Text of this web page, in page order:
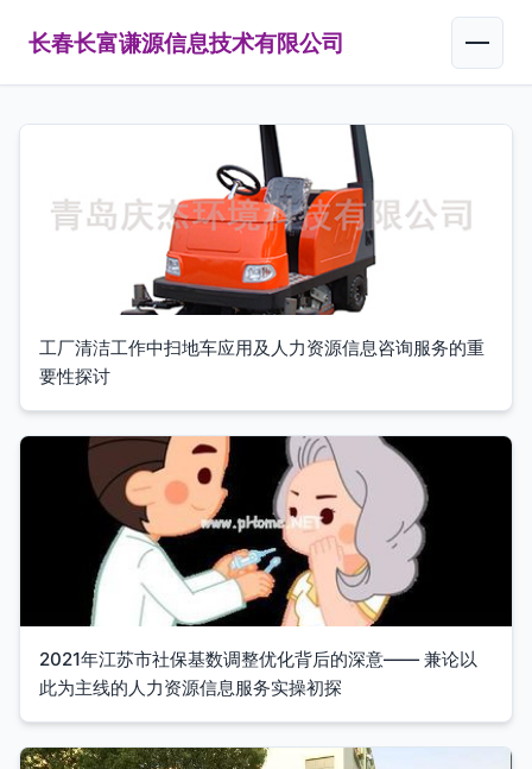
长春长富谦源信息技术有限公司
工厂清洁工作中扫地车应用及人力资源信息咨询服务的重
要性探讨
2021年江苏市社保基数调整优化背后的深意—— 兼论以
此为主线的人力资源信息服务实操初探